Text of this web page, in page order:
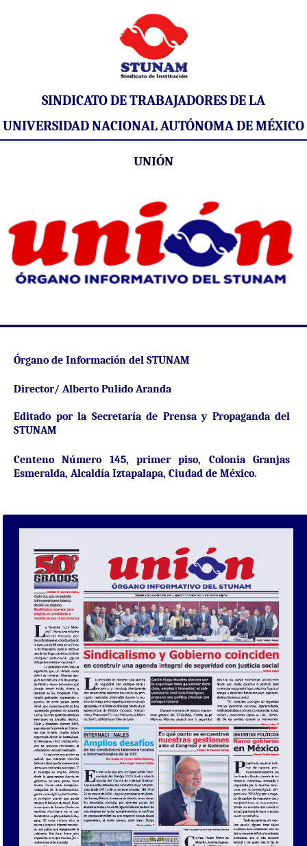
SINDICATO DE TRABAJADORES DE LA
UNIVERSIDAD NACIONAL AUTÓNOMA DE MÉXICO
UNIÓN
Órgano de Información del STUNAM
Director/ Alberto Pulido Aranda
Editado por la Secretaría de Prensa y Propaganda del
STUNAM
Centeno Número 145, primer piso, Colonia Granjas
Esmeralda, Alcaldía Iztapalapa, Ciudad de México.